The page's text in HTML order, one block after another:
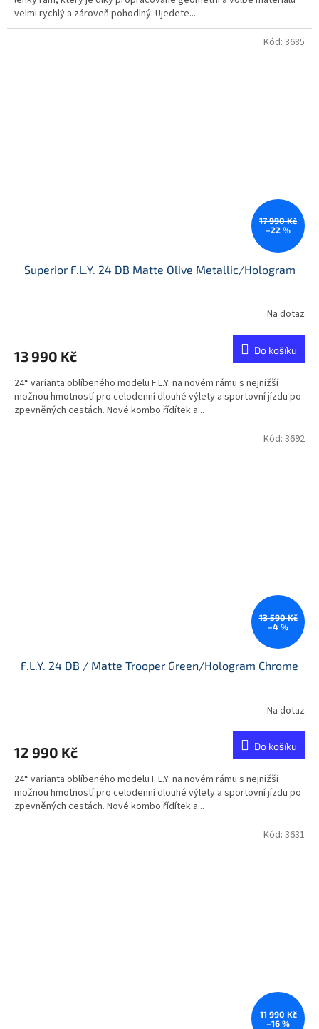
velmi rychlý a zároveň pohodlný. Ujedete...
17 990 Kč
–22 %
Superior F.L.Y. 24 DB Matte Olive Metallic/Hologram
Na dotaz
13 990 Kč Do košíku
24“ varianta oblíbeného modelu F.L.Y. na novém rámu s nejnižší
možnou hmotností pro celodenní dlouhé výlety a sportovní jízdu po
zpevněných cestách. Nové kombo řídítek a...
Kód: 3685
13 590 Kč
–4 %
F.L.Y. 24 DB / Matte Trooper Green/Hologram Chrome
Na dotaz
12 990 Kč Do košíku
24“ varianta oblíbeného modelu F.L.Y. na novém rámu s nejnižší
možnou hmotností pro celodenní dlouhé výlety a sportovní jízdu po
zpevněných cestách. Nové kombo řídítek a...
Kód: 3692
11 990 Kč
–16 %
Kód: 3631